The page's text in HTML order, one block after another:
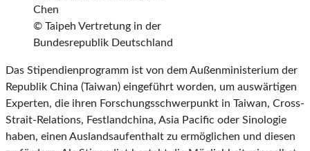
Chen
© Taipeh Vertretung in der
Bundesrepublik Deutschland
Das Stipendienprogramm ist von dem Außenministerium der
Republik China (Taiwan) eingeführt worden, um auswärtigen
Experten, die ihren Forschungsschwerpunkt in Taiwan, Cross-
Strait-Relations, Festlandchina, Asia Pacific oder Sinologie
haben, einen Auslandsaufenthalt zu ermöglichen und diesen